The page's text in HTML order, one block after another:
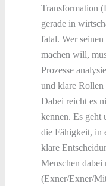
Transformation
gerade in
fatal. Wer
machen will,
Prozesse
und klare Rollen
Dabei reicht es
kennen. Es
die Fähigkeit, in
klare
Menschen dabei
(Exner/Exner/